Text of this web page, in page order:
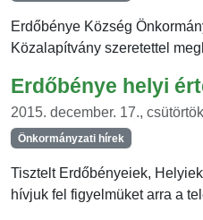
Erdőbénye Község
Közalapítvány szeretettel
Erdőbénye helyi
2015. december. 17., csütörtök
Önkormányzati hírek
Tisztelt Erdőbényeiek,
hívjuk fel figyelmüket arra a